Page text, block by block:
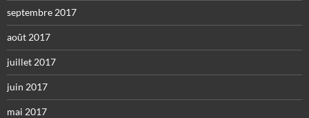
septembre 2017
août 2017
juillet 2017
juin 2017
mai 2017